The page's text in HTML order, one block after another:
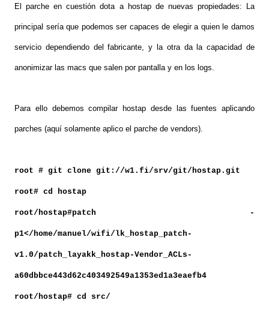
El parche en cuestión dota a hostap de nuevas propiedades: La
principal sería que podemos ser capaces de elegir a quien le damos
servicio dependiendo del fabricante, y la otra da la capacidad de
anonimizar las macs que salen por pantalla y en los logs.
Para ello debemos compilar hostap desde las fuentes aplicando
parches (aquí solamente aplico el parche de vendors).
root # git clone git://w1.fi/srv/git/hostap.git
root# cd hostap
root/hostap#patch -
p1</home/manuel/wifi/lk_hostap_patch-
v1.0/patch_layakk_hostap-Vendor_ACLs-
a60dbbce443d62c403492549a1353ed1a3eaefb4
root/hostap# cd src/